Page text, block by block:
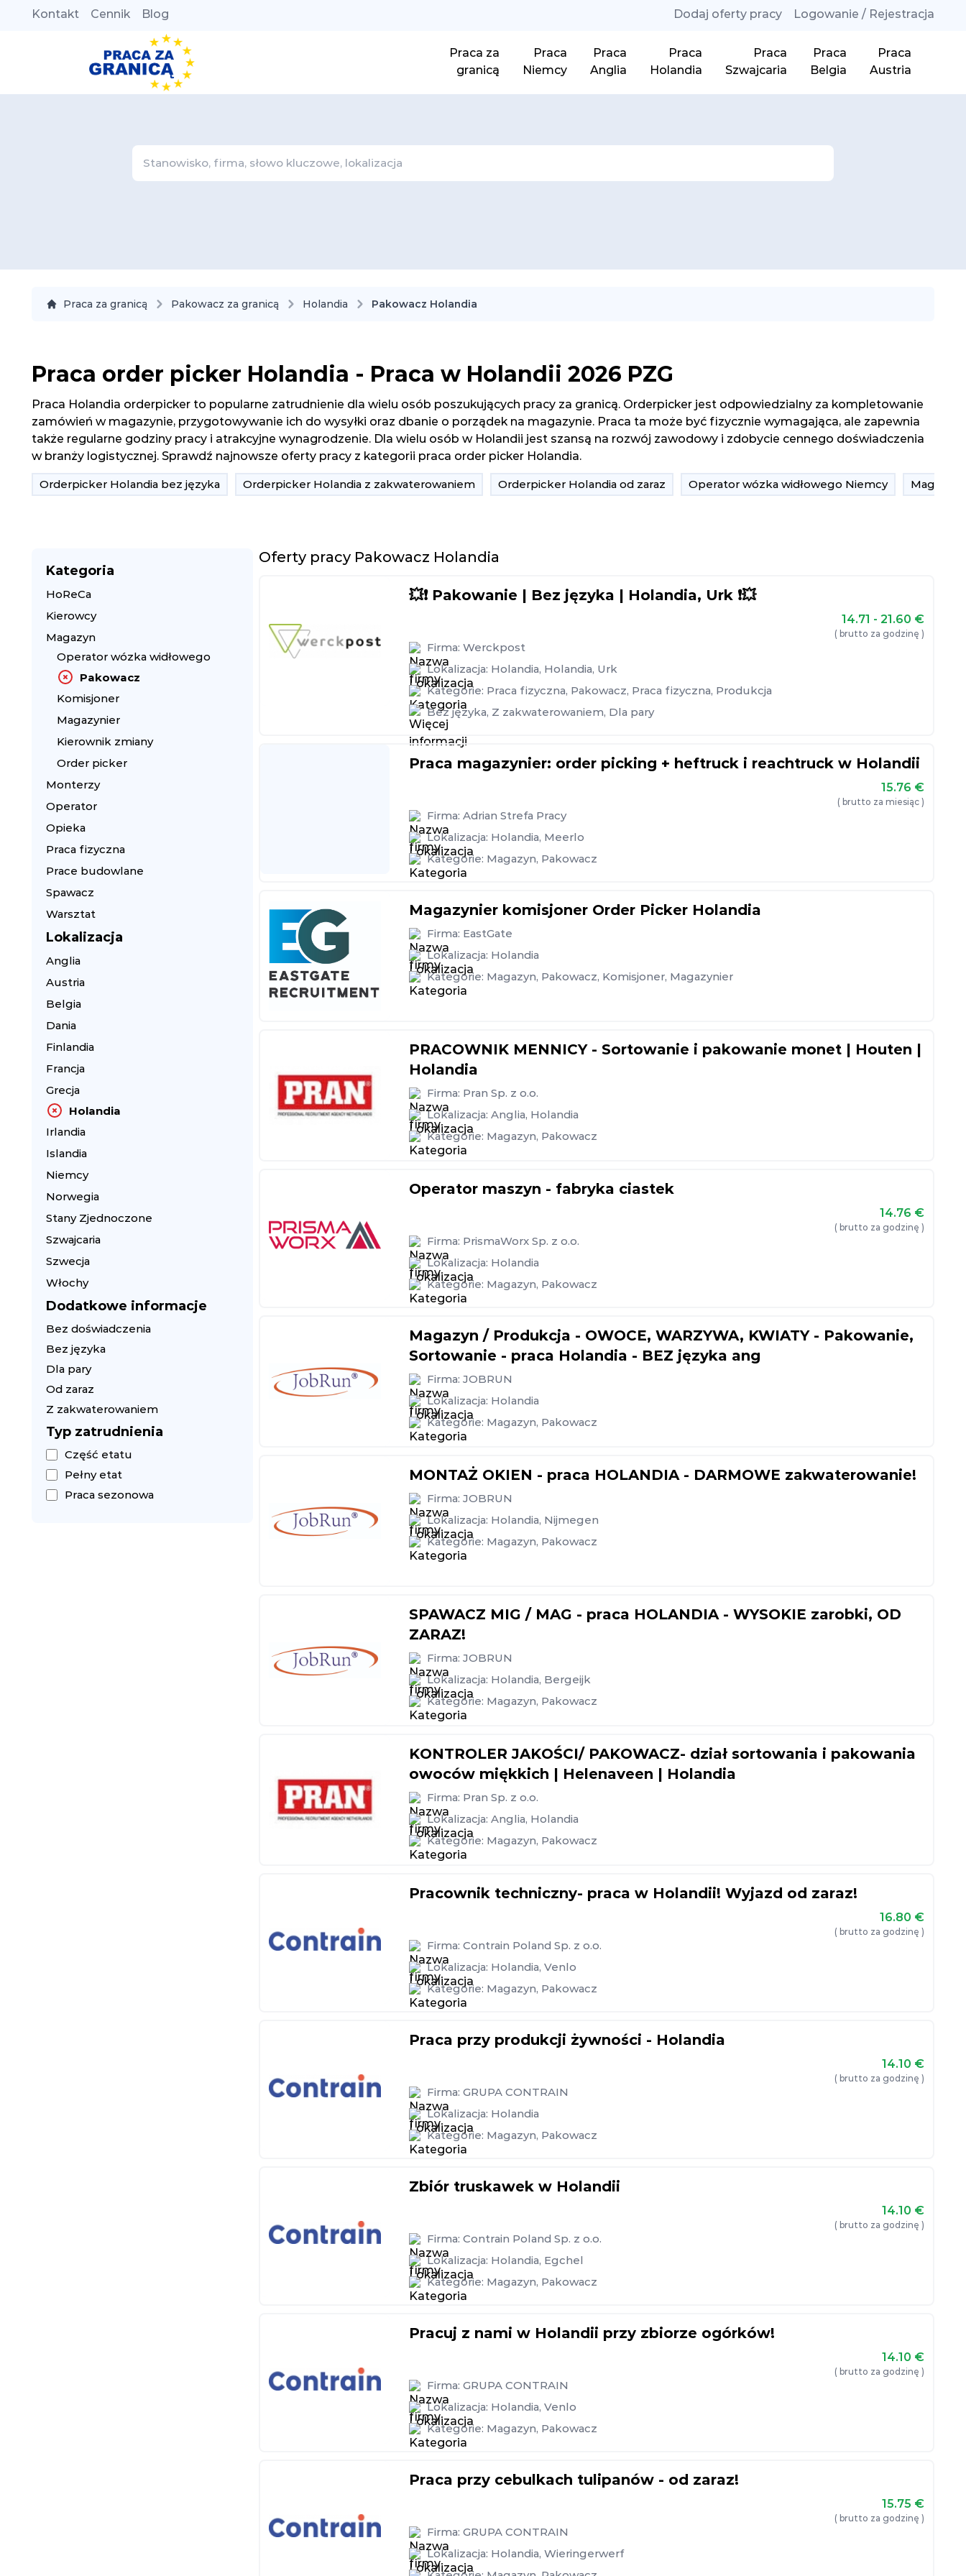
Kontakt Cennik Blog Dodaj oferty pracy Logowanie / Rejestracja
Praca za
granicą
Praca
Niemcy
Praca
Anglia
Praca
Holandia
Praca
Szwajcaria
Praca
Belgia
Praca
Austria
Praca za granicą Pakowacz za granicą Holandia Pakowacz Holandia
Praca order picker Holandia - Praca w Holandii 2026 PZG
Praca Holandia orderpicker to popularne zatrudnienie dla wielu osób poszukujących pracy za granicą. Orderpicker jest odpowiedzialny za kompletowanie
zamówień w magazynie, przygotowywanie ich do wysyłki oraz dbanie o porządek na magazynie. Praca ta może być fizycznie wymagająca, ale zapewnia
także regularne godziny pracy i atrakcyjne wynagrodzenie. Dla wielu osób w Holandii jest szansą na rozwój zawodowy i zdobycie cennego doświadczenia
w branży logistycznej. Sprawdź najnowsze oferty pracy z kategorii praca order picker Holandia.
Orderpicker Holandia bez języka Orderpicker Holandia z zakwaterowaniem Orderpicker Holandia od zaraz Operator wózka widłowego Niemcy
Kategoria
HoReCa
Kierowcy
Magazyn
Operator wózka widłowego
Pakowacz
Komisjoner
Magazynier
Kierownik zmiany
Order picker
Monterzy
Operator
Opieka
Praca fizyczna
Prace budowlane
Spawacz
Warsztat
Lokalizacja
Anglia
Austria
Belgia
Dania
Finlandia
Francja
Grecja
Holandia
Irlandia
Islandia
Niemcy
Norwegia
Stany Zjednoczone
Szwajcaria
Szwecja
Włochy
Dodatkowe informacje
Bez doświadczenia
Bez języka
Dla pary
Od zaraz
Z zakwaterowaniem
Typ zatrudnienia
Część etatu
Pełny etat
Praca sezonowa
Oferty pracy Pakowacz Holandia
💥❗ Pakowanie | Bez języka | Holandia, Urk ❗💥
14.71 - 21.60 €
( brutto za godzinę )
Firma: Werckpost
Lokalizacja: Holandia, Holandia, Urk
Kategorie: Praca fizyczna, Pakowacz, Praca fizyczna, Produkcja
Bez języka, Z zakwaterowaniem, Dla pary
Praca magazynier: order picking + heftruck i reachtruck w Holandii
15.76 €
( brutto za miesiąc )
Firma: Adrian Strefa Pracy
Lokalizacja: Holandia, Meerlo
Kategorie: Magazyn, Pakowacz
Magazynier komisjoner Order Picker Holandia
Firma: EastGate
Lokalizacja: Holandia
Kategorie: Magazyn, Pakowacz, Komisjoner, Magazynier
PRACOWNIK MENNICY - Sortowanie i pakowanie monet | Houten |
Holandia
Firma: Pran Sp. z o.o.
Lokalizacja: Anglia, Holandia
Kategorie: Magazyn, Pakowacz
Operator maszyn - fabryka ciastek
14.76 €
( brutto za godzinę )
Firma: PrismaWorx Sp. z o.o.
Lokalizacja: Holandia
Kategorie: Magazyn, Pakowacz
Magazyn / Produkcja - OWOCE, WARZYWA, KWIATY - Pakowanie,
Sortowanie - praca Holandia - BEZ języka ang
Firma: JOBRUN
Lokalizacja: Holandia
Kategorie: Magazyn, Pakowacz
MONTAŻ OKIEN - praca HOLANDIA - DARMOWE zakwaterowanie!
Firma: JOBRUN
Lokalizacja: Holandia, Nijmegen
Kategorie: Magazyn, Pakowacz
SPAWACZ MIG / MAG - praca HOLANDIA - WYSOKIE zarobki, OD
ZARAZ!
Firma: JOBRUN
Lokalizacja: Holandia, Bergeijk
Kategorie: Magazyn, Pakowacz
KONTROLER JAKOŚCI/ PAKOWACZ- dział sortowania i pakowania
owoców miękkich | Helenaveen | Holandia
Firma: Pran Sp. z o.o.
Lokalizacja: Anglia, Holandia
Kategorie: Magazyn, Pakowacz
Pracownik techniczny- praca w Holandii! Wyjazd od zaraz!
16.80 €
( brutto za godzinę )
Firma: Contrain Poland Sp. z o.o.
Lokalizacja: Holandia, Venlo
Kategorie: Magazyn, Pakowacz
Praca przy produkcji żywności - Holandia
14.10 €
( brutto za godzinę )
Firma: GRUPA CONTRAIN
Lokalizacja: Holandia
Kategorie: Magazyn, Pakowacz
Zbiór truskawek w Holandii
14.10 €
( brutto za godzinę )
Firma: Contrain Poland Sp. z o.o.
Lokalizacja: Holandia, Egchel
Kategorie: Magazyn, Pakowacz
Pracuj z nami w Holandii przy zbiorze ogórków!
14.10 €
( brutto za godzinę )
Firma: GRUPA CONTRAIN
Lokalizacja: Holandia, Venlo
Kategorie: Magazyn, Pakowacz
Praca przy cebulkach tulipanów - od zaraz!
15.75 €
( brutto za godzinę )
Firma: GRUPA CONTRAIN
Lokalizacja: Holandia, Wieringerwerf